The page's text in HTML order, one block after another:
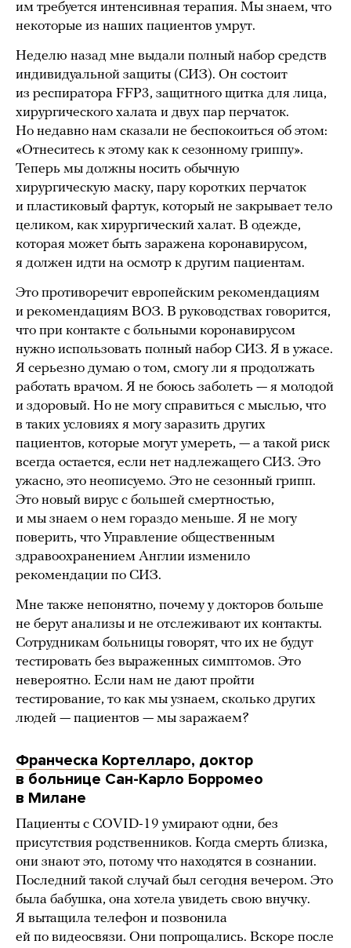
им требуется интенсивная терапия. Мы знаем, что
некоторые из наших пациентов умрут.
Неделю назад мне выдали полный набор средств
индивидуальной защиты (СИЗ). Он состоит
из респиратора FFP3, защитного щитка для лица,
хирургического халата и двух пар перчаток.
Но недавно нам сказали не беспокоиться об этом:
«Отнеситесь к этому как к сезонному гриппу».
Теперь мы должны носить обычную
хирургическую маску, пару коротких перчаток
и пластиковый фартук, который не закрывает тело
целиком, как хирургический халат. В одежде,
которая может быть заражена коронавирусом,
я должен идти на осмотр к другим пациентам.
Это противоречит европейским рекомендациям
и рекомендациям ВОЗ. В руководствах говорится,
что при контакте с больными коронавирусом
нужно использовать полный набор СИЗ. Я в ужасе.
Я серьезно думаю о том, смогу ли я продолжать
работать врачом. Я не боюсь заболеть — я молодой
и здоровый. Но не могу справиться с мыслью, что
в таких условиях я могу заразить других
пациентов, которые могут умереть, — а такой риск
всегда остается, если нет надлежащего СИЗ. Это
ужасно, это неописуемо. Это не сезонный грипп.
Это новый вирус с большей смертностью,
и мы знаем о нем гораздо меньше. Я не могу
поверить, что Управление общественным
здравоохранением Англии изменило
рекомендации по СИЗ.
Мне также непонятно, почему у докторов больше
не берут анализы и не отслеживают их контакты.
Сотрудникам больницы говорят, что их не будут
тестировать без выраженных симптомов. Это
невероятно. Если нам не дают пройти
тестирование, то как мы узнаем, сколько других
людей — пациентов — мы заражаем?
Франческа Кортелларо, доктор
в больнице Сан-Карло Борромео
в Милане
Пациенты с COVID-19 умирают одни, без
присутствия родственников. Когда смерть близка,
они знают это, потому что находятся в сознании.
Последний такой случай был сегодня вечером. Это
была бабушка, она хотела увидеть свою внучку.
Я вытащила телефон и позвонила
ей по видеосвязи. Они попрощались. Вскоре после